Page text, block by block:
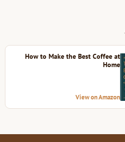
How to Make the Best Coffee at
Home
View on Amazon